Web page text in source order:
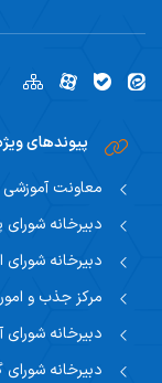
پیوندهای
معاونت
دبیرخانه
دبیرخانه
مرکز جذب و
دبیرخانه
دبیرخانه